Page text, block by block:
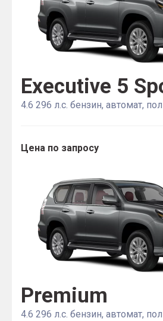
Executive 5
4.6 296 л.с. бензин, автомат,
Цена по запросу
Premium
4.6 296 л.с. бензин, автомат,